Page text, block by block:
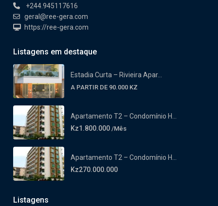
+244.945117616
geral@ree-gera.com
https://ree-gera.com
Listagens em destaque
Estadia Curta – Rivieira Apar...
A PARTIR DE 90.000 KZ
Apartamento T2 – Condomínio H...
Kz1.800.000 /Mês
Apartamento T2 – Condomínio H...
Kz270.000.000
Listagens